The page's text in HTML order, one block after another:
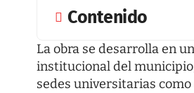
Contenido
La obra se desarrolla en
institucional del
sedes universitarias como